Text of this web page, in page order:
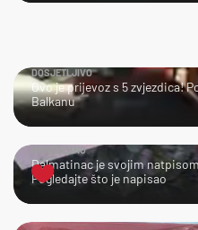
DOSJETLJIVO
Ovo je prijevoz s 5 zvjezdica!
Balkanu
URNEBESNO
Dalmatinac je svojim
Pogledajte što je napisao